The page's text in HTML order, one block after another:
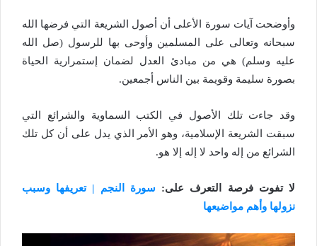
وأوضحت آيات سورة الأعلى أن أصول الشريعة التي فرضها الله
سبحانه وتعالى على المسلمين وأوحى بها للرسول (صل الله
عليه وسلم) هي من مبادئ العدل لضمان إستمرارية الحياة
بصورة سليمة وقويمة بين الناس أجمعين.
وقد جاءت تلك الأصول في الكتب السماوية والشرائع التي
سبقت الشريعة الإسلامية، وهو الأمر الذي يدل على أن كل تلك
الشرائع من إله واحد لا إله إلا هو.
لا تفوت فرصة التعرف على: سورة النجم | تعريفها وسبب
نزولها وأهم مواضيعها